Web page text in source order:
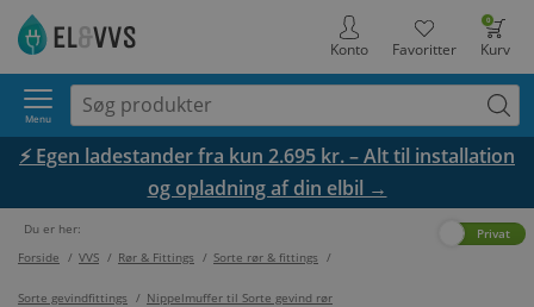
0
Kurv
Favoritter
Konto
Menu
⚡ Egen ladestander fra kun 2.695 kr. – Alt til installation
og opladning af din elbil →
Du er her:
Forside / VVS / Rør & Fittings / Sorte rør & fittings /
Sorte gevindfittings / Nippelmuffer til Sorte gevind rør
Privat